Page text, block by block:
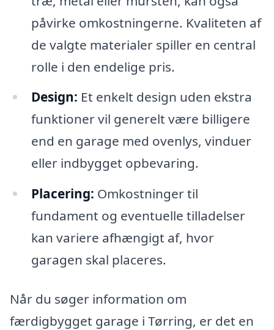
påvirke omkostningerne. Kvaliteten af
de valgte materialer spiller en central
rolle i den endelige pris.
Design: Et enkelt design uden ekstra
funktioner vil generelt være billigere
end en garage med ovenlys, vinduer
eller indbygget opbevaring.
Placering: Omkostninger til
fundament og eventuelle tilladelser
kan variere afhængigt af, hvor
garagen skal placeres.
Når du søger information om
færdigbygget garage i Tørring, er det en